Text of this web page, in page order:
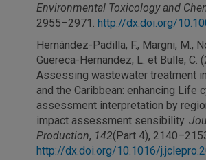
Environmental Toxicology and
2955–2971. http://dx.doi.org/
Hernández-Padilla, F., Margni, M.,
Guereca-Hernandez, L. et Bulle, C.
Assessing wastewater treatment
and the Caribbean: enhancing Life
assessment interpretation by
impact assessment sensibility.
Production, 142(Part 4),
http://dx.doi.org/10.1016/